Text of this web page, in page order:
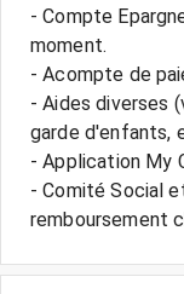
- Compte
moment.
- Acompte de
- Aides diverses
garde d'enfants,
- Application My
- Comité Social